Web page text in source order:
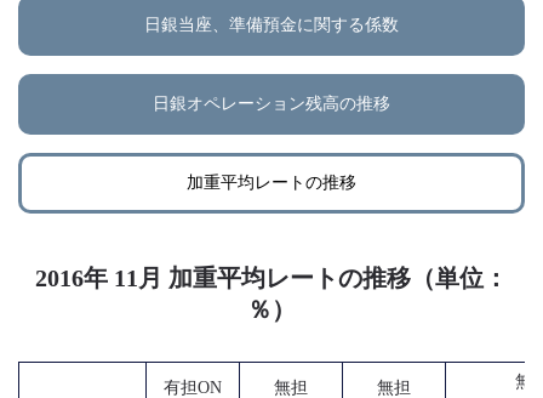
日銀当座、準備預金に関する係数
日銀オペレーション残高の推移
加重平均レートの推移
2016年 11月 加重平均レートの推移（単位：
％）
有担ON
無担
無担
無